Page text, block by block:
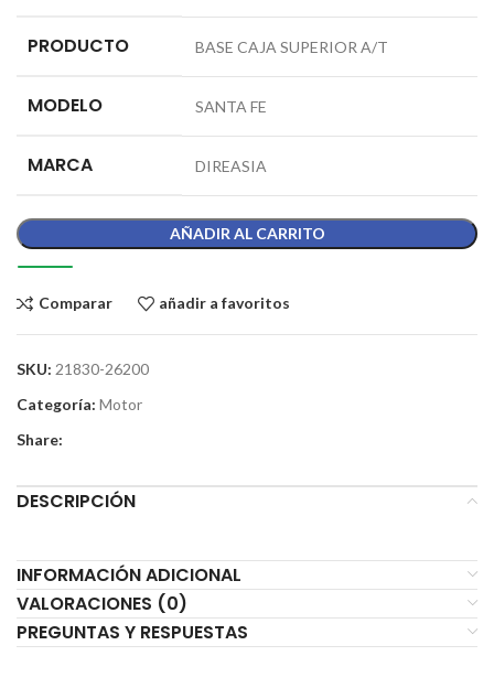
PRODUCTO BASE CAJA SUPERIOR A/T
MODELO SANTA FE
MARCA DIREASIA
AÑADIR AL CARRITO
Comparar añadir a favoritos
SKU: 21830-26200
Categoría: Motor
Share:
DESCRIPCIÓN
INFORMACIÓN ADICIONAL
VALORACIONES (0)
PREGUNTAS Y RESPUESTAS